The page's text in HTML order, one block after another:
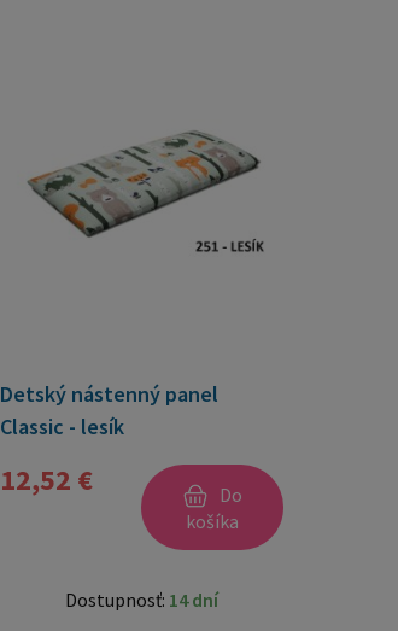
Detský nástenný panel
Classic - lesík
12,52 €
Do
košíka
Dostupnosť: 14 dní